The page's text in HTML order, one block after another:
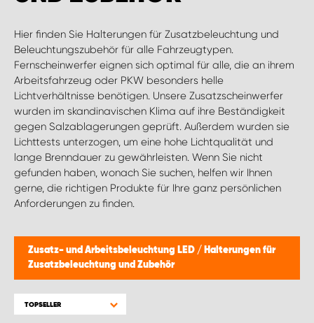
Hier finden Sie Halterungen für Zusatzbeleuchtung und
Beleuchtungszubehör für alle Fahrzeugtypen.
Fernscheinwerfer eignen sich optimal für alle, die an ihrem
Arbeitsfahrzeug oder PKW besonders helle
Lichtverhältnisse benötigen. Unsere Zusatzscheinwerfer
wurden im skandinavischen Klima auf ihre Beständigkeit
gegen Salzablagerungen geprüft. Außerdem wurden sie
Lichttests unterzogen, um eine hohe Lichtqualität und
lange Brenndauer zu gewährleisten. Wenn Sie nicht
gefunden haben, wonach Sie suchen, helfen wir Ihnen
gerne, die richtigen Produkte für Ihre ganz persönlichen
Anforderungen zu finden.
Zusatz- und Arbeitsbeleuchtung LED / Halterungen für
Zusatzbeleuchtung und Zubehör
TOPSELLER
WORK SYSTEM BRÜSSEL
WORK SYSTEM LIMBURG-KEMPEN
WORK SYSTEM NAMEN
WORK SYSTEM WORK SYSTEM BRÜGGE